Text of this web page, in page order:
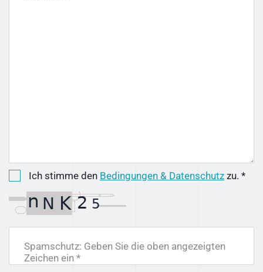
Ich stimme den Bedingungen & Datenschutz zu. *
Spamschutz: Geben Sie die oben angezeigten
Zeichen ein *